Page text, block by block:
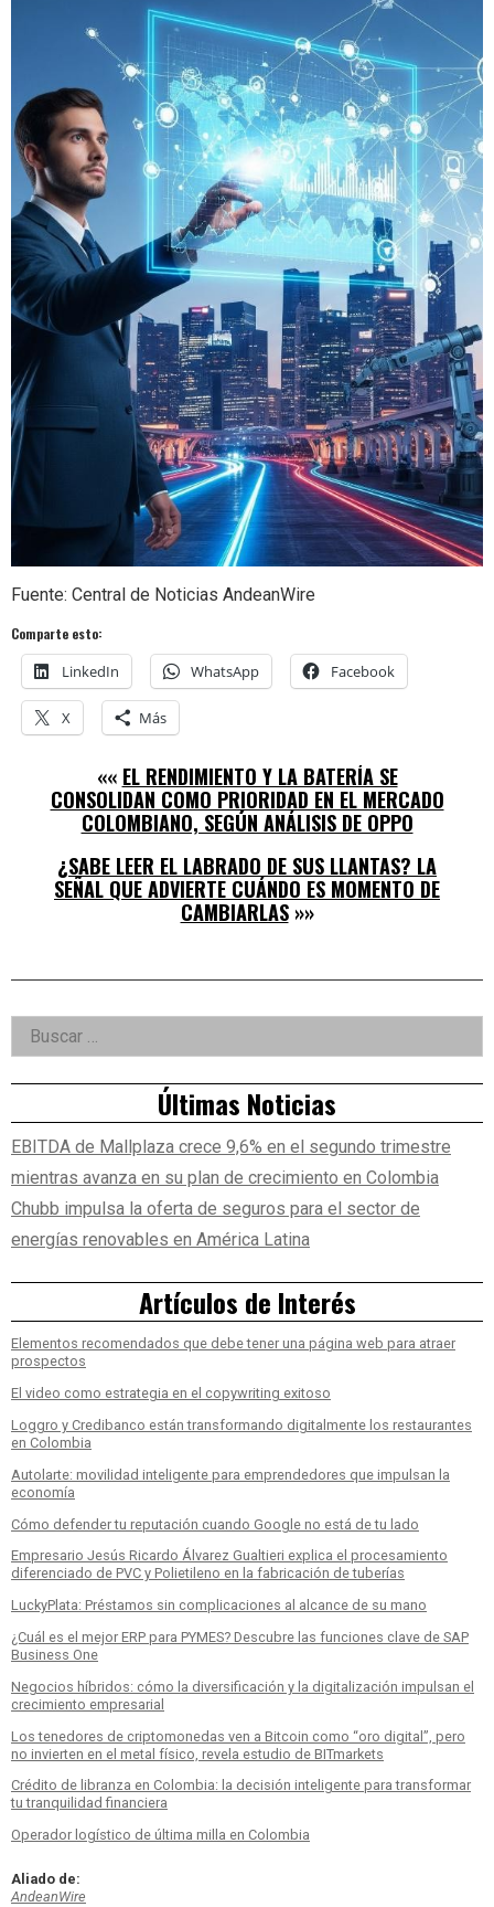
Fuente: Central de Noticias AndeanWire
Comparte esto:
LinkedIn WhatsApp Facebook
X Más
«« EL RENDIMIENTO Y LA BATERÍA SE
CONSOLIDAN COMO PRIORIDAD EN EL MERCADO
COLOMBIANO, SEGÚN ANÁLISIS DE OPPO
¿SABE LEER EL LABRADO DE SUS LLANTAS? LA
SEÑAL QUE ADVIERTE CUÁNDO ES MOMENTO DE
CAMBIARLAS»»
Right
Asides
Buscar:
Últimas Noticias
EBITDA de Mallplaza crece 9,6% en el segundo trimestre
mientras avanza en su plan de crecimiento en Colombia
Chubb impulsa la oferta de seguros para el sector de
energías renovables en América Latina
Artículos de Interés
Elementos recomendados que debe tener una página web para atraer
prospectos
El video como estrategia en el copywriting exitoso
Loggro y Credibanco están transformando digitalmente los restaurantes
en Colombia
Autolarte: movilidad inteligente para emprendedores que impulsan la
economía
Cómo defender tu reputación cuando Google no está de tu lado
Empresario Jesús Ricardo Álvarez Gualtieri explica el procesamiento
diferenciado de PVC y Polietileno en la fabricación de tuberías
LuckyPlata: Préstamos sin complicaciones al alcance de su mano
¿Cuál es el mejor ERP para PYMES? Descubre las funciones clave de SAP
Business One
Negocios híbridos: cómo la diversificación y la digitalización impulsan el
crecimiento empresarial
Los tenedores de criptomonedas ven a Bitcoin como “oro digital”, pero
no invierten en el metal físico, revela estudio de BITmarkets
Crédito de libranza en Colombia: la decisión inteligente para transformar
tu tranquilidad financiera
Operador logístico de última milla en Colombia
Aliado de:
AndeanWire